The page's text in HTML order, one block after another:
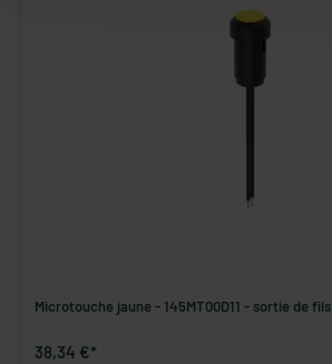
Microtouche jaune - 145MT00D11 - sortie de fils
38,34 €*